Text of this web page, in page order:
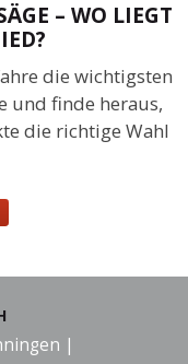
– WO LIEGT
die wichtigsten
und finde heraus,
die richtige Wahl
|